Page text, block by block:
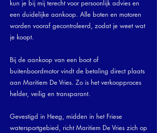
kun je bij mij terecht voor persoonlijk advies en
een duidelijke aankoop. Alle boten en motoren
worden vooraf gecontroleerd, zodat je weet wat
je koopt.
Bij de aankoop van een boot of
buitenboordmotor vindt de betaling direct plaats
aan Maritiem De Vries. Zo is het verkoopproces
helder, veilig en transparant.
Gevestigd in Heeg, midden in het Friese
watersportgebied, richt Maritiem De Vries zich op